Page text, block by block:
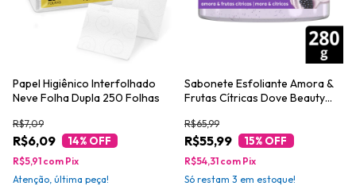
Papel Higiênico Interfolhado
Neve Folha Dupla 250 Folhas
R$6,09
R$7,09
14% OFF
R$5,91 com Pix
Atenção, última peça!
Sabonete Esfoliante Amora &
Frutas Cítricas Dove Beauty
R$55,99
R$65,99
15% OFF
R$54,31 com Pix
Só restam 3 em estoque!